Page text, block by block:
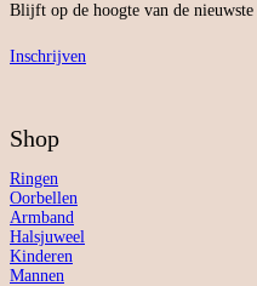
Blijft op de hoogte van de nieuwste
Inschrijven
Shop
Ringen
Oorbellen
Armband
Halsjuweel
Kinderen
Mannen